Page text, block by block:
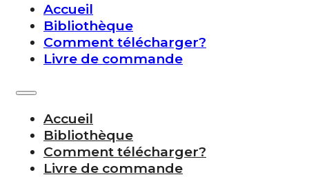
Accueil
Bibliothèque
Comment télécharger?
Livre de commande
Accueil
Bibliothèque
Comment télécharger?
Livre de commande